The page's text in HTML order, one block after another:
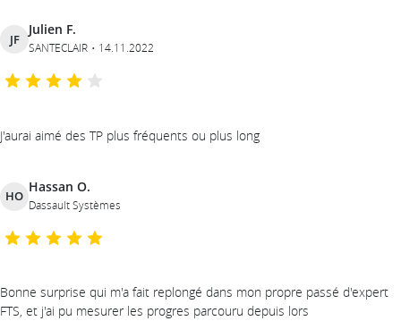
JF
Julien F.
SANTECLAIR 14.11.2022
J'aurai aimé des TP plus fréquents ou plus long
HO
Hassan O.
Dassault Systèmes
Bonne surprise qui m'a fait replongé dans mon propre passé d'expert
FTS, et j'ai pu mesurer les progres parcouru depuis lors